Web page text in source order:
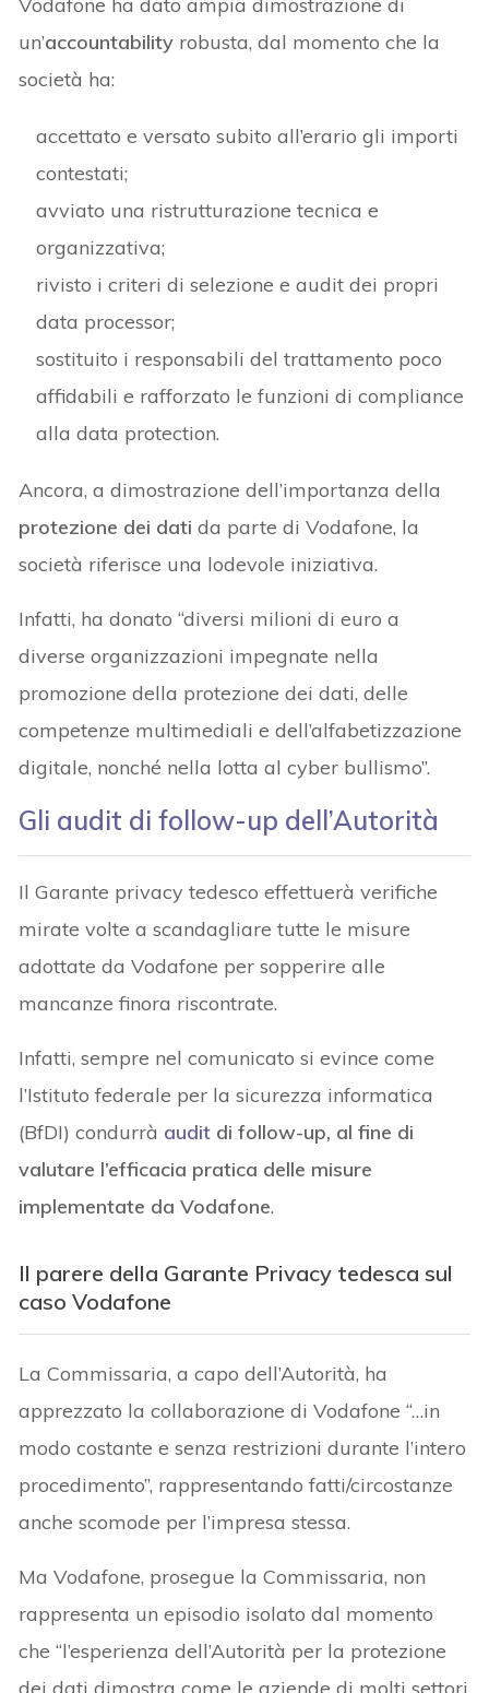
Vodafone ha dato ampia dimostrazione di
un’accountability robusta, dal momento che la
società ha:
accettato e versato subito all’erario gli importi
contestati;
avviato una ristrutturazione tecnica e
organizzativa;
rivisto i criteri di selezione e audit dei propri
data processor;
sostituito i responsabili del trattamento poco
affidabili e rafforzato le funzioni di compliance
alla data protection.
Ancora, a dimostrazione dell’importanza della
protezione dei dati da parte di Vodafone, la
società riferisce una lodevole iniziativa.
Infatti, ha donato “diversi milioni di euro a
diverse organizzazioni impegnate nella
promozione della protezione dei dati, delle
competenze multimediali e dell’alfabetizzazione
digitale, nonché nella lotta al cyber bullismo”.
Gli audit di follow-up dell’Autorità
Il Garante privacy tedesco effettuerà verifiche
mirate volte a scandagliare tutte le misure
adottate da Vodafone per sopperire alle
mancanze finora riscontrate.
Infatti, sempre nel comunicato si evince come
l’Istituto federale per la sicurezza informatica
(BfDI) condurrà audit di follow-up, al fine di
valutare l’efficacia pratica delle misure
implementate da Vodafone.
Il parere della Garante Privacy tedesca sul
caso Vodafone
La Commissaria, a capo dell’Autorità, ha
apprezzato la collaborazione di Vodafone “…in
modo costante e senza restrizioni durante l’intero
procedimento”, rappresentando fatti/circostanze
anche scomode per l’impresa stessa.
Ma Vodafone, prosegue la Commissaria, non
rappresenta un episodio isolato dal momento
che “l’esperienza dell’Autorità per la protezione